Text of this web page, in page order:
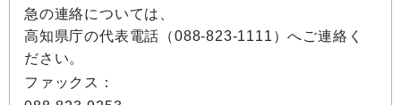
急の連絡については、
高知県庁の代表電話（088-823-1111）へご連絡く
ださい。
ファックス：